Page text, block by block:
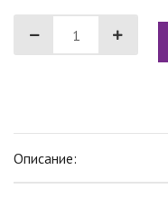
Описание: